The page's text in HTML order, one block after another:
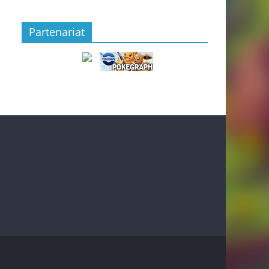
Partenariat